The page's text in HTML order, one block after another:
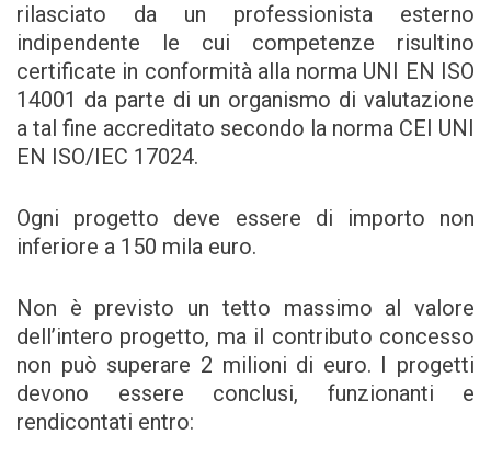
rilasciato da un professionista esterno
indipendente le cui competenze risultino
certificate in conformità alla norma UNI EN ISO
14001 da parte di un organismo di valutazione
a tal fine accreditato secondo la norma CEI UNI
EN ISO/IEC 17024.
Ogni progetto deve essere di importo non
inferiore a 150 mila euro.
Non è previsto un tetto massimo al valore
dell’intero progetto, ma il contributo concesso
non può superare 2 milioni di euro. I progetti
devono essere conclusi, funzionanti e
rendicontati entro: